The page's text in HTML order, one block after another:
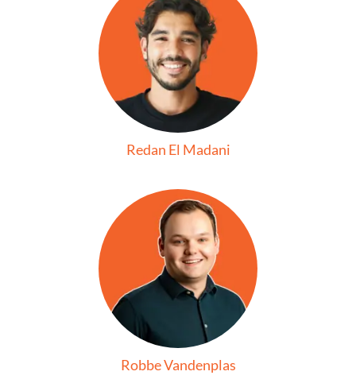
Redan El Madani
Robbe Vandenplas